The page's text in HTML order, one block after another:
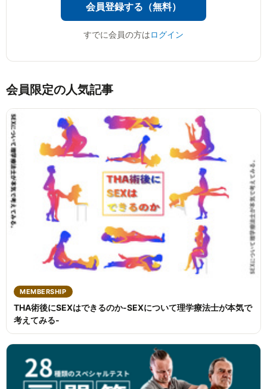
会員登録する（無料）
すでに会員の方はログイン
会員限定の人気記事
MEMBERSHIP
THA術後にSEXはできるのか-SEXについて理学療法士が本気で
考えてみる-